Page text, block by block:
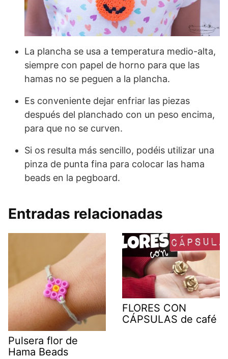
La plancha se usa a temperatura medio-alta,
siempre con papel de horno para que las
hamas no se peguen a la plancha.
Es conveniente dejar enfriar las piezas
después del planchado con un peso encima,
para que no se curven.
Si os resulta más sencillo, podéis utilizar una
pinza de punta fina para colocar las hama
beads en la pegboard.
Entradas relacionadas
Pulsera flor de
Hama Beads
FLORES CON
CÁPSULAS de café